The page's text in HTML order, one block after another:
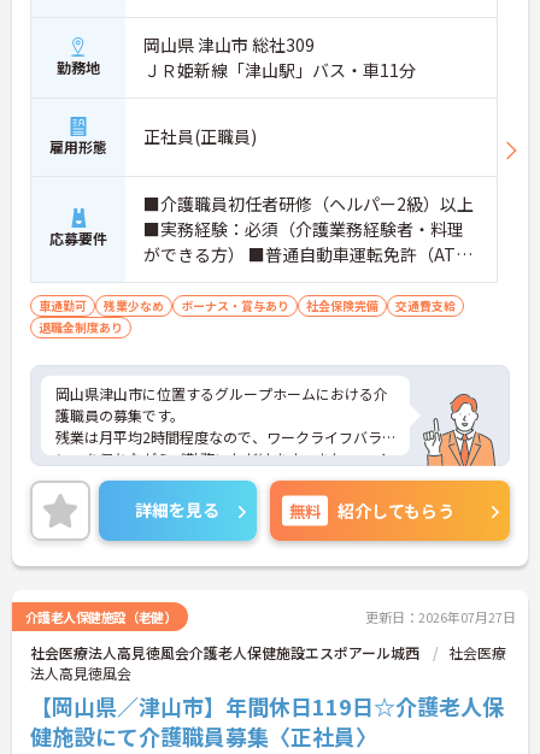
勤務地
岡山県 津山市 総社309
ＪＲ姫新線「津山駅」バス・車11分
雇用形態 正社員(正職員)
応募要件
■介護職員初任者研修（ヘルパー2級）以上
■実務経験：必須（介護業務経験者・料理
ができる方） ■普通自動車運転免許（AT限
定可）：必須
車通勤可 残業少なめ ボーナス・賞与あり 社会保険完備
交通費支給
退職金制度あり
岡山県津山市に位置するグループホームにおける介
護職員の募集です。
残業は月平均2時間程度なので、ワークライフバラ
ンスを保ちながらご勤務いただけます。また、マイ
カー通勤が可能なので、通勤が苦になりません。
ご興味のある方には、面接対策ポイントなど、さら
に詳細をお話しいたしますのでお気軽にご相談くだ
さい！
詳細を見る 無料 紹介してもらう
介護老人保健施設（老健） 更新日：2026年07月27日
社会医療法人高見徳風会介護老人保健施設エスポアール城西
社会医療
法人高見徳風会
【岡山県／津山市】年間休日119日☆介護老人保
健施設にて介護職員募集〈正社員〉